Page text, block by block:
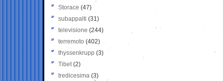
Storace (47)
subappalti (31)
televisione(244)
terremoto (402)
thyssenkrupp (3)
Tibet(2)
tredicesima (3)